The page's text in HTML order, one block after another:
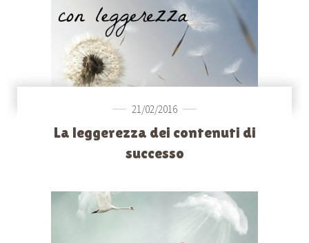
21/02/2016
La leggerezza dei contenuti di
successo